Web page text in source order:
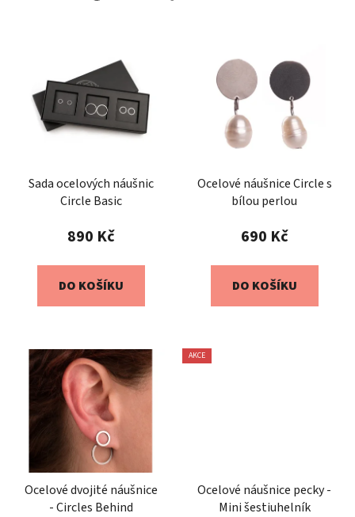
Sada ocelových náušnic
Circle Basic
890 Kč
DO KOŠÍKU
Ocelové náušnice Circle s
bílou perlou
690 Kč
DO KOŠÍKU
Ocelové dvojité náušnice
- Circles Behind
AKCE
Ocelové náušnice pecky -
Mini šestiuhelník